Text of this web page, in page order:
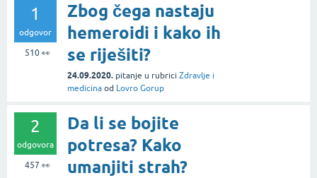
1
odgovor
510👀
Zbog čega nastaju
hemeroidi i kako ih
se riješiti?
24.09.2020. pitanje u rubrici Zdravlje i
medicina od Lovro Gorup
2
odgovora
457 👀
Da li se bojite
potresa? Kako
umanjiti strah?